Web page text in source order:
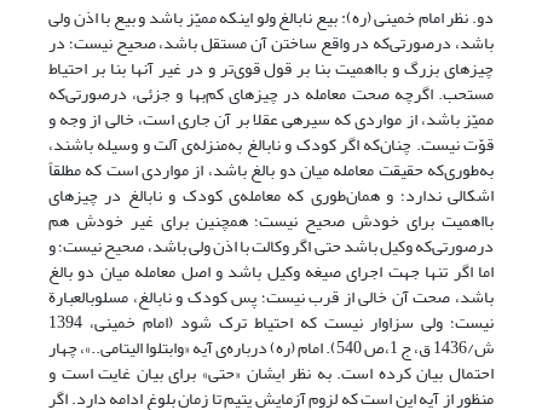
دو. نظر امام خمینی (ره): بیع نابالغ ولو اینکه ممیّز باشد و بیع با اذن ولی
باشد، درصورتی‌که‏‎ ‎در واقع ساختن آن مستقل باشد، صحیح نیست؛ در
چیزهای بزرگ و بااهمیت بنا بر قول قوی‌تر و‏‎ ‎‏در غیر آنها بنا بر احتیاط
مستحب. اگرچه صحت معامله در چیزهای کم‌بها و جزئی، درصورتی‌که
ممیّز باشد، از مواردی که سیره­ی عقلا بر آن جاری است، خالی از وجه و
قوّت‏‎ ‎‏نیست. چنان‌که اگر کودک و نابالغ به‌منزله‌ی آلت و وسیله باشند،
به‌طوری‌که حقیقت معامله میان دو بالغ باشد‏، ‎‏از مواردی است که مطلقاً
اشکالی ندارد؛ و همان‌طوری که معامله‌ی کودک و نابالغ در چیزهای
بااهمیت برای خودش صحیح نیست؛ همچنین برای غیر خودش هم
درصورتی‌که وکیل‏‎ ‎‏باشد حتی اگر وکالت با اذن ولی باشد، صحیح نیست؛ و
اما اگر تنها جهت اجرای صیغه‏‎ ‎‏وکیل باشد و اصل معامله میان دو بالغ
باشد، صحت آن خالی از قرب نیست؛ پس کودک و نابالغ، مسلوب­العبارة
نیست؛ ولی سزاوار نیست که احتیاط ترک شود‏ (امام خمینی، 1394
ش/1436 ق، ج 1،ص 540). امام (ره) درباره‌ی آیه «وابتلوا الیتامی..»، چهار
احتمال بیان کرده است. به نظر ایشان «حتی» برای بیان غایت است و
منظور از آیه این است که لزوم آزمایش یتیم تا زمان بلوغ ادامه دارد. اگر